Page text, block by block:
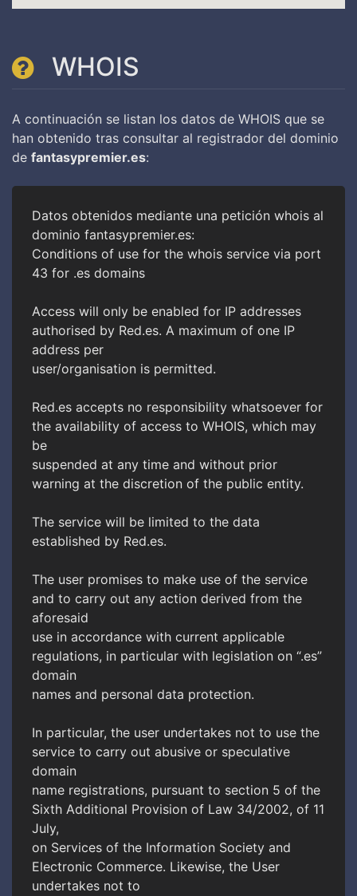
WHOIS
A continuación se listan los datos de WHOIS que se
han obtenido tras consultar al registrador del dominio
de fantasypremier.es:
Datos obtenidos mediante una petición whois al
dominio fantasypremier.es:
Conditions of use for the whois service via port
43 for .es domains
Access will only be enabled for IP addresses
authorised by Red.es. A maximum of one IP
address per
user/organisation is permitted.
Red.es accepts no responsibility whatsoever for
the availability of access to WHOIS, which may
be
suspended at any time and without prior
warning at the discretion of the public entity.
The service will be limited to the data
established by Red.es.
The user promises to make use of the service
and to carry out any action derived from the
aforesaid
use in accordance with current applicable
regulations, in particular with legislation on “.es”
domain
names and personal data protection.
In particular, the user undertakes not to use the
service to carry out abusive or speculative
domain
name registrations, pursuant to section 5 of the
Sixth Additional Provision of Law 34/2002, of 11
July,
on Services of the Information Society and
Electronic Commerce. Likewise, the User
undertakes not to